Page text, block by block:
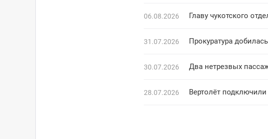
06.08.2026 Главу чукотского
31.07.2026 Прокуратура
30.07.2026 Два нетрезвых
28.07.2026 Вертолёт